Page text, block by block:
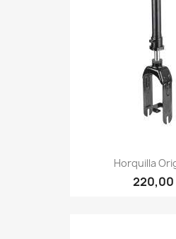
Horquilla
220,00